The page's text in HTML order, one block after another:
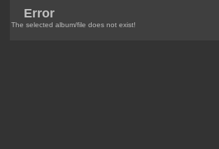
Error
The selected album/file does not exist!